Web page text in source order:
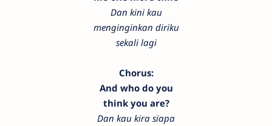
Dan kini kau
menginginkan diriku
sekali lagi
Chorus:
And who do you
think you are?
Dan kau kira siapa